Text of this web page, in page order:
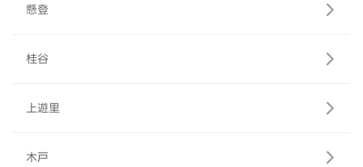
懸登
桂谷
上遊里
木戸